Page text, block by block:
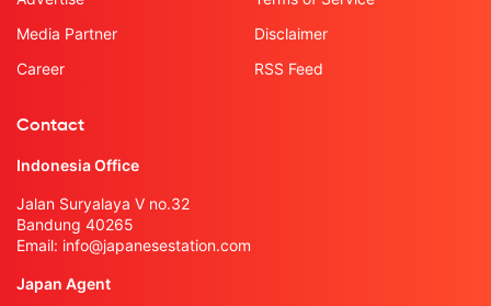
Media Partner
Career
Disclaimer
RSS Feed
Contact
Indonesia Office
Jalan Suryalaya V no.32
Bandung 40265
Email: info@japanesestation.com
Japan Agent